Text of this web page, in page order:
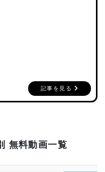
記事を見る
無料動画一覧